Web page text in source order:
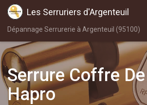
Les Serruriers d'Argenteuil
Dépannage Serrurerie à Argenteuil (95100)
Serrure Coffre
Hapro